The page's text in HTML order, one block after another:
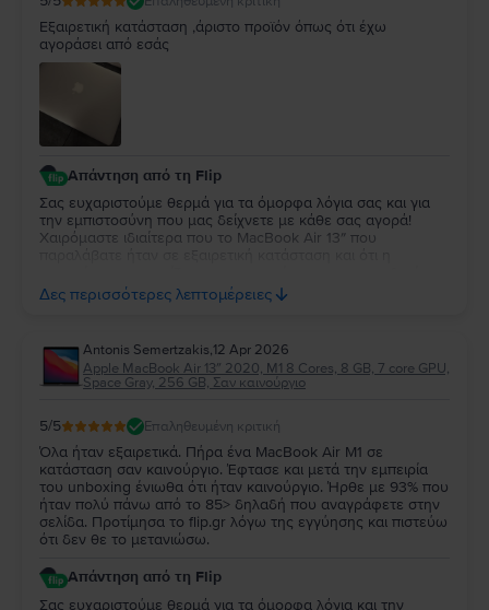
Εξαιρετική κατάσταση ,άριστο προϊόν όπως ότι έχω
αγοράσει από εσάς
Απάντηση από τη Flip
Σας ευχαριστούμε θερμά για τα όμορφα λόγια σας και για
την εμπιστοσύνη που μας δείχνετε με κάθε σας αγορά!
Χαιρόμαστε ιδιαίτερα που το MacBook Air 13″ που
σας. Η διαχρονική σας προτίμηση είναι η μεγαλύτερη
επιβράβευση για την ομάδα μας. Θα χαρούμε να σας
Δες περισσότερες λεπτομέρειες
Antonis Semertzakis,12 Apr 2026
Apple MacBook Air 13″ 2020, M1 8 Cores, 8 GB, 7 core GPU,
Space Gray, 256 GB, Σαν καινούργιο
5/5 Επαληθευμένη κριτική
Όλα ήταν εξαιρετικά. Πήρα ένα MacBook Air M1 σε
κατάσταση σαν καινούργιο. Έφτασε και μετά την εμπειρία
του unboxing ένιωθα ότι ήταν καινούργιο. Ήρθε με 93% που
ήταν πολύ πάνω από το 85> δηλαδή που αναγράφετε στην
σελίδα. Προτίμησα το flip.gr λόγω της εγγύησης και πιστεύω
ότι δεν θε το μετανιώσω.
Απάντηση από τη Flip
Σας ευχαριστούμε θερμά για τα όμορφα λόγια και την